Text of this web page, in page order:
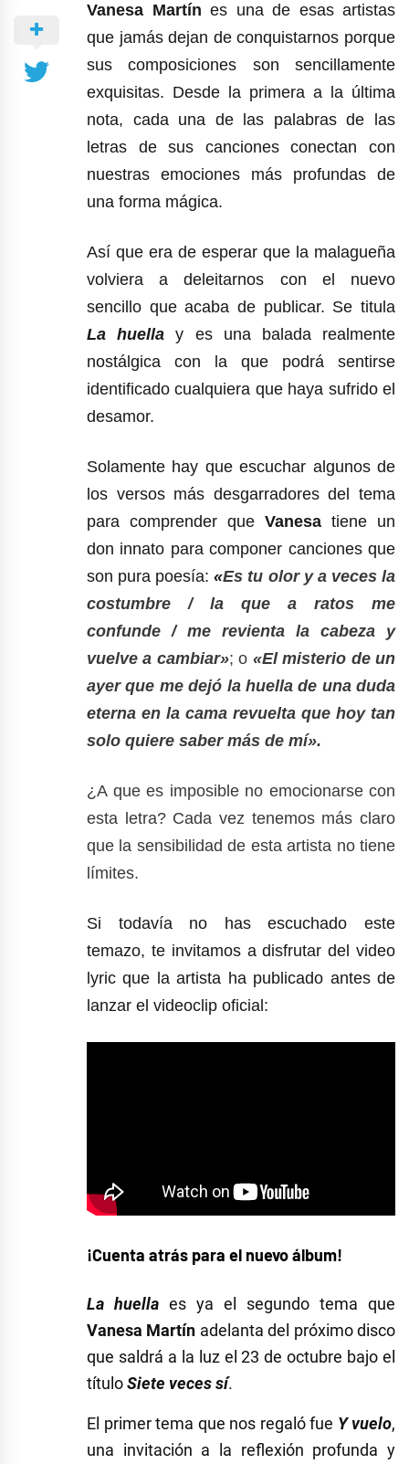
Vanesa Martín es una de esas artistas
que jamás dejan de conquistarnos porque
sus composiciones son sencillamente
exquisitas. Desde la primera a la última
nota, cada una de las palabras de las
letras de sus canciones conectan con
nuestras emociones más profundas de
una forma mágica.
Así que era de esperar que la malagueña
volviera a deleitarnos con el nuevo
sencillo que acaba de publicar. Se titula
La huella y es una balada realmente
nostálgica con la que podrá sentirse
identificado cualquiera que haya sufrido el
desamor.
Solamente hay que escuchar algunos de
los versos más desgarradores del tema
para comprender que Vanesa tiene un
don innato para componer canciones que
son pura poesía:«Es tu olor y a veces la
costumbre / la que a ratos me
confunde / me revienta la cabeza y
vuelve a cambiar»; o «El misterio de un
ayer que me dejó la huella de una duda
eterna en la cama revuelta que hoy tan
solo quiere saber más de mí».
¿A que es imposible no emocionarse con
esta letra? Cada vez tenemos más claro
que la sensibilidad de esta artista no tiene
límites.
Si todavía no has escuchado este
temazo, te invitamos a disfrutar del video
lyric que la artista ha publicado antes de
lanzar el videoclip oficial:
¡Cuenta atrás para el nuevo álbum!
La huella es ya el segundo tema que
Vanesa Martín adelanta del próximo disco
que saldrá a la luz el 23 de octubre bajo el
títuloSiete veces sí.
El primer tema que nos regaló fue Y vuelo,
una invitación a la reflexión profunda y